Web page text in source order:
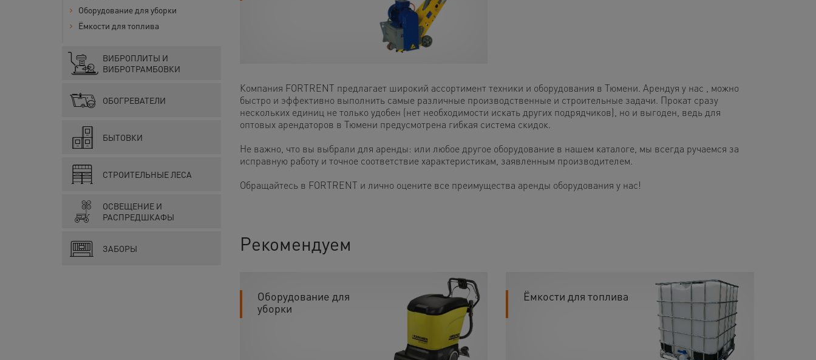
Оборудование для уборки
Ёмкости для топлива
ВИБРОПЛИТЫ И
ВИБРОТРАМБОВКИ
ОБОГРЕВАТЕЛИ
БЫТОВКИ
СТРОИТЕЛЬНЫЕ ЛЕСА
ОСВЕЩЕНИЕ И
РАСПРЕДШКАФЫ
ЗАБОРЫ
Компания FORTRENT предлагает широкий ассортимент техники и оборудования в Тюмени. Арендуя у нас , можно
быстро и эффективно выполнить самые различные производственные и строительные задачи. Прокат сразу
нескольких единиц не только удобен (нет необходимости искать других подрядчиков), но и выгоден, ведь для
оптовых арендаторов в Тюмени предусмотрена гибкая система скидок.
Не важно, что вы выбрали для аренды: или любое другое оборудование в нашем каталоге, мы всегда ручаемся за
исправную работу и точное соответствие характеристикам, заявленным производителем.
Обращайтесь в FORTRENT и лично оцените все преимущества аренды оборудования у нас!
Рекомендуем
Оборудование для
уборки
Ёмкости для топлива